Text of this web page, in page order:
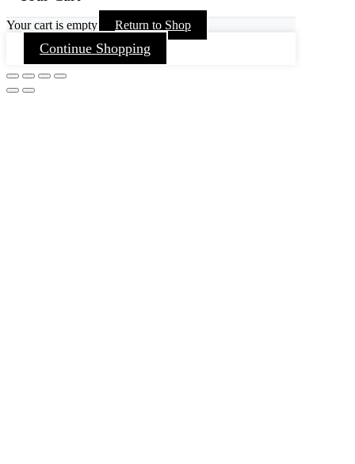
Your cart is empty Return to Shop
Continue Shopping